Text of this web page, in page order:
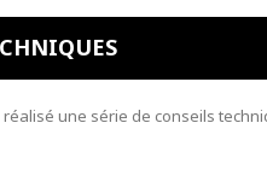
une série de conseils